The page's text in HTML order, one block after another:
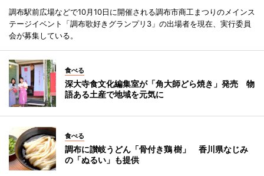
調布駅前広場などで10月10日に開催される調布市商工まつりのメインス
テージイベント「調布歌好きグランプリ3」の出場者を現在、実行委員
会が募集している。
食べる
深大寺食文化編集室が「角大師どら焼き」発売 物
語ある土産で地域を元気に
食べる
調布に讃岐うどん「骨付き鶏 樹」 香川県なじみ
の「ぬるい」も提供